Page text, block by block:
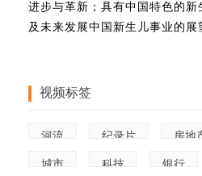
进步与革新；具有中国特色的新
及未来发展中国新生儿事业的展
视频标签
河流 纪录片 房地
城市 科技 银行